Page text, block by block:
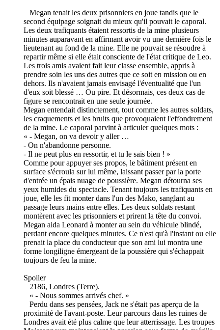
Megan tenait les deux prisonniers en joue tandis que le
second équipage soignait du mieux qu'il pouvait le caporal.
Les deux trafiquants étaient ressortis de la mine plusieurs
minutes auparavant en affirmant avoir vu une dernière fois le
lieutenant au fond de la mine. Elle ne pouvait se résoudre à
repartir même si elle était consciente de l'état critique de Leo.
Les trois amis avaient fait leur classe ensemble, appris à
prendre soin les uns des autres que ce soit en mission ou en
dehors. Ils n'avaient jamais envisagé l'éventualité que l'un
d'eux soit blessé … Ou pire. Et désormais, ces deux cas de
figure se rencontrait en une seule journée.
Megan entendait distinctement, tout comme les autres soldats,
les craquements et les bruits que provoquaient l'effondrement
de la mine. Le caporal parvint à articuler quelques mots :
« - Megan, on va devoir y aller …
- On n'abandonne personne.
- Il ne peut plus en ressortir, et tu le sais bien ! »
Comme pour appuyer ses propos, le bâtiment présent en
surface s'écroula sur lui même, laissant passer par la porte
d'entrée un épais nuage de poussière. Megan détourna ses
yeux humides du spectacle. Tenant toujours les trafiquants en
joue, elle les fit monter dans l'un des Mako, sanglant au
passage leurs mains entre elles. Les deux soldats restant
montèrent avec les prisonniers et prirent la tête du convoi.
Megan aida Leonard à monter au sein du véhicule blindé,
perdant encore quelques minutes. Ce n'est qu'à l'instant ou elle
prenait la place du conducteur que son ami lui montra une
forme longiligne émergeant de la poussière qui s'échappait
toujours de feu la mine.
Spoiler
2186, Londres (Terre).
« - Nous sommes arrivés chef. »
Perdu dans ses pensées, Jack ne s'était pas aperçu de la
proximité de l'avant-poste. Leur parcours dans les ruines de
Londres avait été plus calme que leur atterrissage. Les troupes